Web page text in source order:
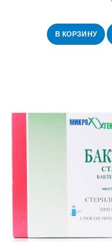
В КОРЗИНУ